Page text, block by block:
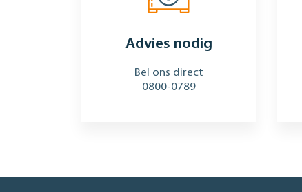
Advies nodig
Bel ons direct
0800-0789